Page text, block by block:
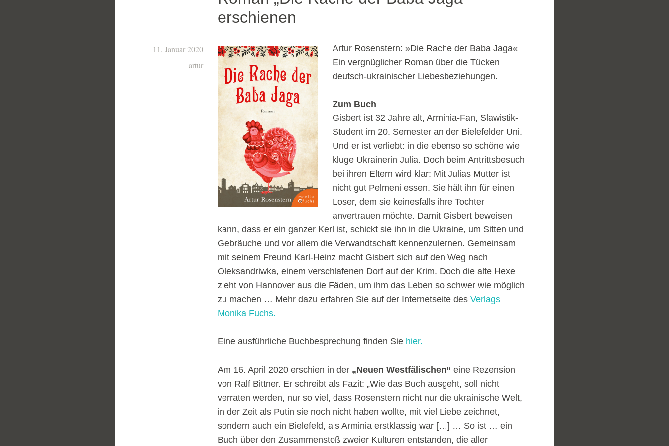
erschienen
11. Januar 2020
artur
Artur Rosenstern: »Die Rache der Baba Jaga«
Ein vergnüglicher Roman über die Tücken
deutsch-ukrainischer Liebesbeziehungen.
Zum Buch
Gisbert ist 32 Jahre alt, Arminia-Fan, Slawistik-
Student im 20. Semester an der Bielefelder Uni.
Und er ist verliebt: in die ebenso so schöne wie
kluge Ukrainerin Julia. Doch beim Antrittsbesuch
bei ihren Eltern wird klar: Mit Julias Mutter ist
nicht gut Pelmeni essen. Sie hält ihn für einen
Loser, dem sie keinesfalls ihre Tochter
anvertrauen möchte. Damit Gisbert beweisen
kann, dass er ein ganzer Kerl ist, schickt sie ihn in die Ukraine, um Sitten und
Gebräuche und vor allem die Verwandtschaft kennenzulernen. Gemeinsam
mit seinem Freund Karl-Heinz macht Gisbert sich auf den Weg nach
Oleksandriwka, einem verschlafenen Dorf auf der Krim. Doch die alte Hexe
zieht von Hannover aus die Fäden, um ihm das Leben so schwer wie möglich
zu machen … Mehr dazu erfahren Sie auf der Internetseite des Verlags
Monika Fuchs.
Eine ausführliche Buchbesprechung finden Sie hier.
Am 16. April 2020 erschien in der „Neuen Westfälischen“ eine Rezension
von Ralf Bittner. Er schreibt als Fazit: „Wie das Buch ausgeht, soll nicht
verraten werden, nur so viel, dass Rosenstern nicht nur die ukrainische Welt,
in der Zeit als Putin sie noch nicht haben wollte, mit viel Liebe zeichnet,
sondern auch ein Bielefeld, als Arminia erstklassig war […] … So ist … ein
Buch über den Zusammenstoß zweier Kulturen entstanden, die aller